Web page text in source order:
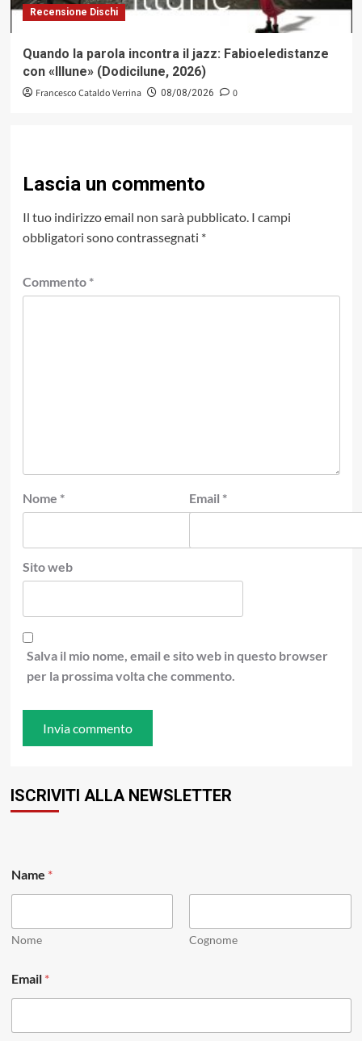
Recensione Dischi
Quando la parola incontra il jazz: Fabioeledistanze
con «Illune» (Dodicilune, 2026)
Francesco Cataldo Verrina 08/08/2026 0
Lascia un commento
Il tuo indirizzo email non sarà pubblicato. I campi
obbligatori sono contrassegnati *
Commento *
Nome * Email *
Sito web
Salva il mio nome, email e sito web in questo browser
per la prossima volta che commento.
ISCRIVITI ALLA NEWSLETTER
*
N
m
e
Name *
Nome Cognome
Email *